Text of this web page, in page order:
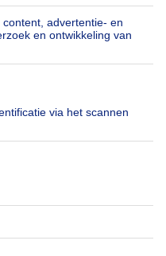
checklist
ons
voorbehouden